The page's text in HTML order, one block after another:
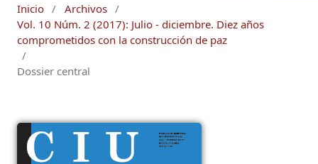
Inicio / Archivos /
Vol. 10 Núm. 2 (2017): Julio - diciembre. Diez años
comprometidos con la construcción de paz
/
Dossier central